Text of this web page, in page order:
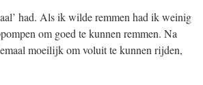
had. Als ik wilde remmen had ik weinig
om goed te kunnen remmen. Na
moeilijk om voluit te kunnen rijden,